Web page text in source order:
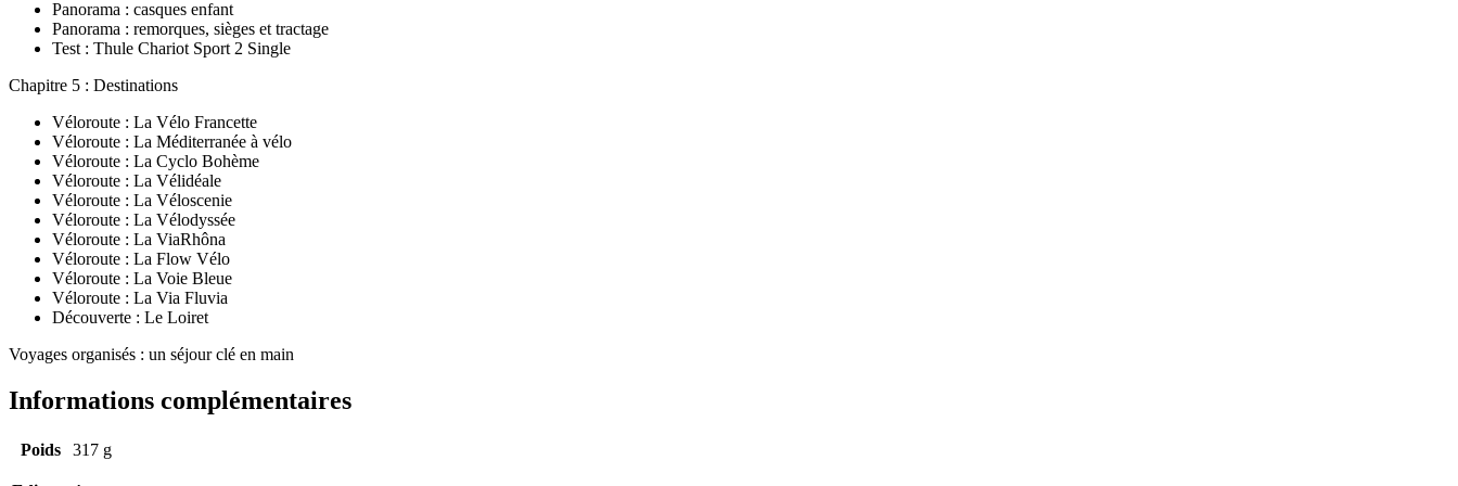
Panorama : casques enfant
Panorama : remorques, sièges et tractage
Test : Thule Chariot Sport 2 Single
Chapitre 5 : Destinations
Véloroute : La Vélo Francette
Véloroute : La Méditerranée à vélo
Véloroute : La Cyclo Bohème
Véloroute : La Vélidéale
Véloroute : La Véloscenie
Véloroute : La Vélodyssée
Véloroute : La ViaRhôna
Véloroute : La Flow Vélo
Véloroute : La Voie Bleue
Véloroute : La Via Fluvia
Découverte : Le Loiret
Voyages organisés : un séjour clé en main
Informations complémentaires
Poids 317 g